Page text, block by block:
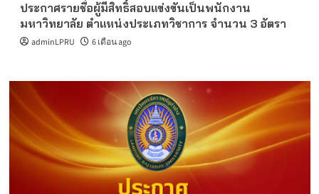
ประกาศรายชื่อผู้มีสิทธิ์สอบแข่งขันเป็นพนักงาน
มหาวิทยาลัย ตำแหน่งประเภทวิชาการ จำนวน 3 อัตรา
adminLPRU 6 เดือน ago